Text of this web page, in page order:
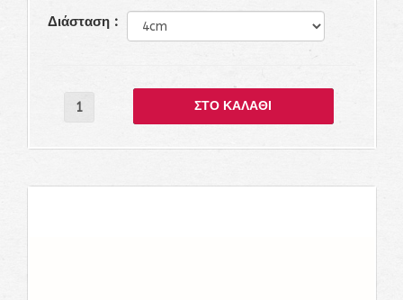
Διάσταση :